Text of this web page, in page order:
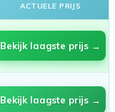
ACTUELE PRIJS
Bekijk laagste prijs →
Bekijk laagste prijs →